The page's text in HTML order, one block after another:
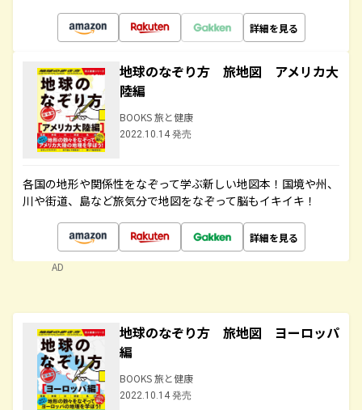
詳細を見る
地球のなぞり方 旅地図 アメリカ大
陸編
BOOKS 旅と健康
2022.10.14 発売
各国の地形や関係性をなぞって学ぶ新しい地図本！国境や州、
川や街道、島など旅気分で地図をなぞって脳もイキイキ！
詳細を見る
AD
地球のなぞり方 旅地図 ヨーロッパ
編
BOOKS 旅と健康
2022.10.14 発売